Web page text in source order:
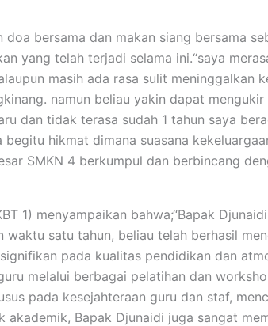
doa bersama dan makan siang bersama
yang telah terjadi selama ini.“saya
masih ada rasa sulit meninggalkan
namun beliau yakin dapat
dan tidak terasa sudah 1 tahun saya
hikmat dimana suasana
SMKN 4 berkumpul dan berbincang
1) menyampaikan bahwa;“Bapak
waktu satu tahun, beliau telah berhasil
pada kualitas pendidikan dan
melalui berbagai pelatihan dan
pada kesejahteraan guru dan staf,
akademik, Bapak Djunaidi juga sangat